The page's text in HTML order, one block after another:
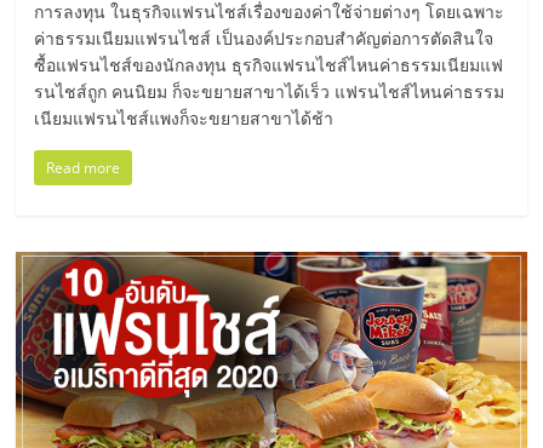
ทุน
ไว,
ที่
ปรึกษา
การ
ลงทุน
การลงทุน ในธุรกิจแฟรนไชส์เรื่องของค่าใช้จ่ายต่างๆ โดยเฉพาะ
ค่าธรรมเนียมแฟรนไชส์ เป็นองค์ประกอบสำคัญต่อการตัดสินใจ
ซื้อแฟรนไชส์ของนักลงทุน ธุรกิจแฟรนไชส์ไหนค่าธรรมเนียมแฟ
รนไชส์ถูก คนนิยม ก็จะขยายสาขาได้เร็ว แฟรนไชส์ไหนค่าธรรม
เนียมแฟรนไชส์แพงก็จะขยายสาขาได้ช้า
Read more